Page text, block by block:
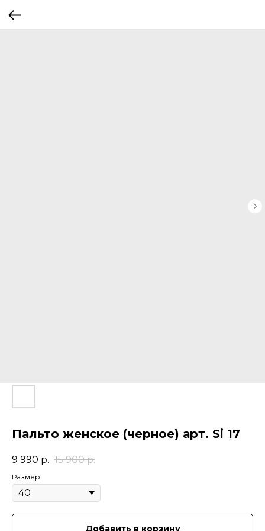
Пальто женское (черное) арт. Si 17
9 990 р. 15 900 р.
Размер
Добавить в корзину